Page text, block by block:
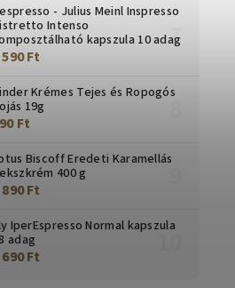
- Julius Meinl Inspresso
Intenso
kapszula 10 adag
590 Ft
Krémes Tejes és Ropogós
19g
Ft
Biscoff Eredeti Karamellás
400 g
890 Ft
IperEspresso Normal kapszula
adag
Ft